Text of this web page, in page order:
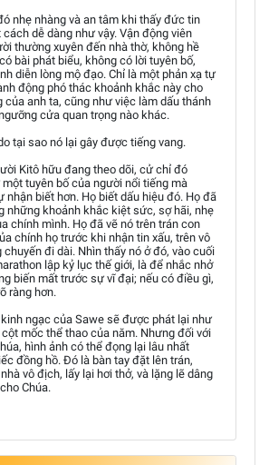
nhẹ nhàng và an tâm khi thấy đức tin
dễ dàng như vậy. Vận động viên
thường xuyên đến nhà thờ, không hề
bài phát biểu, không có lời tuyên bố,
diễn lòng mộ đạo. Chỉ là một phản xạ tự
động phó thác khoảnh khắc này cho
của anh ta, cũng như việc làm dấu thánh
cửa quan trọng nào khác.
tại sao nó lại gây được tiếng vang.
Kitô hữu đang theo dõi, cử chỉ đó
tuyên bố của người nổi tiếng mà
nhận biết hơn. Họ biết dấu hiệu đó. Họ đã
những khoảnh khắc kiệt sức, sợ hãi, nhẹ
chính mình. Họ đã vẽ nó trên trán con
chính họ trước khi nhận tin xấu, trên vô
đi dài. Nhìn thấy nó ở đó, vào cuối
lập kỷ lục thế giới, là để nhắc nhở
biến mất trước sự vĩ đại; nếu có điều gì,
ràng hơn.
ngạc của Sawe sẽ được phát lại như
mốc thể thao của năm. Nhưng đối với
hình ảnh có thể đọng lại lâu nhất
đồng hồ. Đó là bàn tay đặt lên trán,
vô địch, lấy lại hơi thở, và lặng lẽ dâng
Chúa.